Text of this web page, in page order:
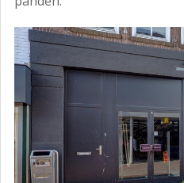
gemeente West Betuwe te
voorgenomen gebruik
past.
Kenmerken:
- Totale oppervlakte: ca. 101
- Representatieve
de Rijksstraatweg